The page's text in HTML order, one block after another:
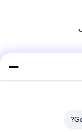
0086-755-